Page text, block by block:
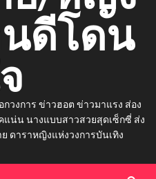
ดีโดน
วงการ ข่าวฮอต ข่าวมาแรง ส่อง
น่น นางแบบสาวสวยสุดเซ็กซี่ ส่ง
ดาราหญิงแห่งวงการบันเทิง